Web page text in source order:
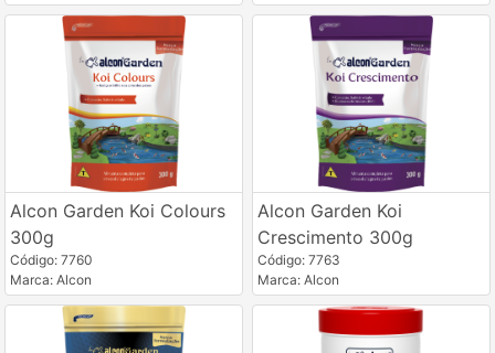
Alcon Garden Koi Colours
300g
Código: 7760
Marca: Alcon
Alcon Garden Koi
Crescimento 300g
Código: 7763
Marca: Alcon